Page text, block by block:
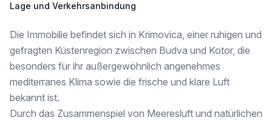
-------------
Highlights auf einen Blick
- ca. 1.150 m² Nutzfläche
- ca. 1.000 m² Grundstücksfläche
- Infinity-Pool
Lage und Verkehrsanbindung
Die Immobilie befindet sich in Krimovica, einer ruhigen und
gefragten Küstenregion zwischen Budva und Kotor, die
besonders für ihr außergewöhnlich angenehmes
mediterranes Klima sowie die frische und klare Luft
bekannt ist.
Durch das Zusammenspiel von Meeresluft und natürlichen